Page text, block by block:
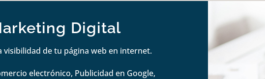
Digital
de tu página web en internet.
electrónico, Publicidad en Google,